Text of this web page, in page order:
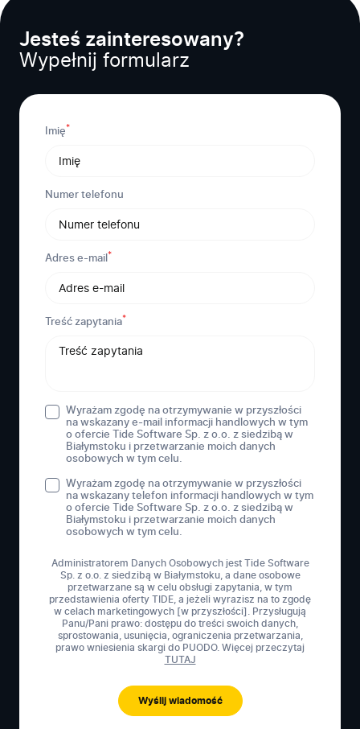
Jesteś zainteresowany?
Wypełnij formularz
Imię*
Numer telefonu
Adres e-mail *
Treść zapytania*
Wyrażam zgodę na otrzymywanie w przyszłości
na wskazany e-mail informacji handlowych w tym
o ofercie Tide Software Sp. z o.o. z siedzibą w
Białymstoku i przetwarzanie moich danych
osobowych w tym celu.
Wyrażam zgodę na otrzymywanie w przyszłości
na wskazany telefon informacji handlowych w tym
o ofercie Tide Software Sp. z o.o. z siedzibą w
Białymstoku i przetwarzanie moich danych
osobowych w tym celu.
Administratorem Danych Osobowych jest Tide Software
Sp. z o.o. z siedzibą w Białymstoku, a dane osobowe
przetwarzane są w celu obsługi zapytania, w tym
przedstawienia oferty TIDE, a jeżeli wyrazisz na to zgodę
w celach marketingowych [w przyszłości]. Przysługują
Panu/Pani prawo: dostępu do treści swoich danych,
sprostowania, usunięcia, ograniczenia przetwarzania,
prawo wniesienia skargi do PUODO. Więcej przeczytaj
TUTAJ